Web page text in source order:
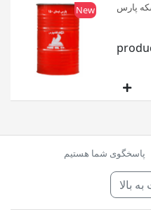
New
پاسخگوی شما هستیم